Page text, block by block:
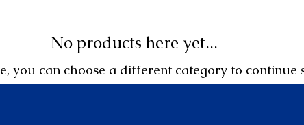
No products here yet...
you can choose a different category to continue